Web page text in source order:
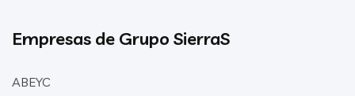
Empresas de Grupo SierraS
ABEYC